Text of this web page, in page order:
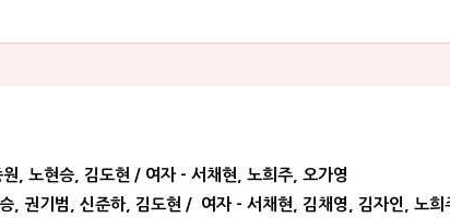
, 노현승, 김도현 / 여자 - 서채현, 노희주, 오가영
, 권기범, 신준하, 김도현 / 여자 - 서채현, 김채영, 김자인, 노희